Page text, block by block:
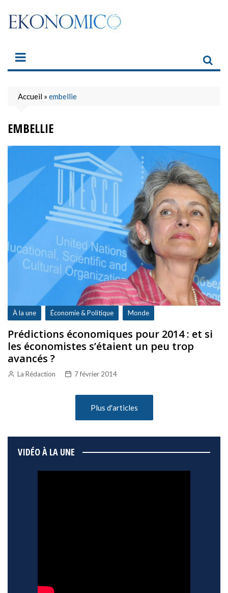
content
Accueil » embellie
EMBELLIE
À la une Économie & Politique Monde
Prédictions économiques pour 2014 : et si
les économistes s’étaient un peu trop
avancés ?
La Rédaction 7 février 2014
Plus d'articles
VIDÉO À LA UNE